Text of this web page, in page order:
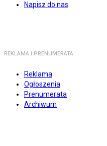
Napisz do nas
REKLAMA I PRENUMERATA
Reklama
Ogłoszenia
Prenumerata
Archiwum